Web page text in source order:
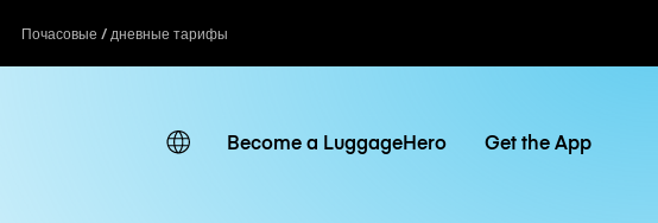
Почасовые / дневные тарифы
Become a LuggageHero Get the App